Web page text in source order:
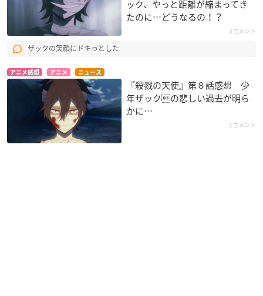
ック、やっと距離が縮まってき
たのに…どうなるの！？
3コメント
ザックの笑顔にドキっとした
アニメ感想 アニメ ニュース
『殺戮の天使』第８話感想 少
年ザックの悲しい過去が明ら
かに…
1コメント